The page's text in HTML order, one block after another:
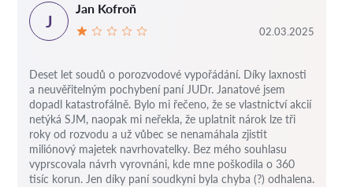
J
Jan Kofroň
02.03.2025
Deset let soudů o porozvodové vypořádání. Díky laxnosti
a neuvěřitelným pochybení paní JUDr. Janatové jsem
dopadl katastrofálně. Bylo mi řečeno, že se vlastnictví akcií
netýká SJM, naopak mi neřekla, že uplatnit nárok lze tři
roky od rozvodu a už vůbec se nenamáhala zjistit
miliónový majetek navrhovatelky. Bez mého souhlasu
vyprscovala návrh vyrovnáni, kde mne poškodila o 360
tisíc korun. Jen díky paní soudkyni byla chyba (?) odhalena.